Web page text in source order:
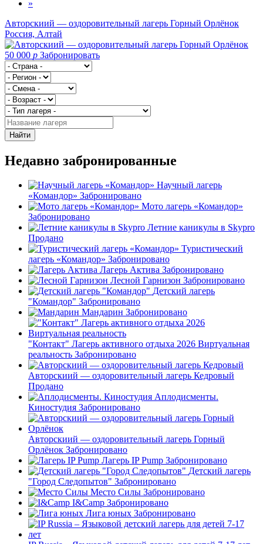
»
Авторскиий — оздоровительный лагерь Горный Орлёнок
Россия, Алтай
50 000 p Забронировать
Найти
Недавно забронированные
Научный лагерь
«Командор» Забронировано
Мото лагерь «Командор»
Забронировано
Летние каникулы в Skypro
Продано
Туристический
лагерь «Командор» Забронировано
Лагерь Актива Забронировано
Лесной Гарнизон Забронировано
Детский лагерь
"Командор" Забронировано
Мандарин Забронировано
"Контакт" Лагерь активного отдыха 2026 Виртуальная
реальность Забронировано
Авторскиий — оздоровительный лагерь Кедровый
Продано
Аплодисменты.
Киностудия Забронировано
Авторскиий — оздоровительный лагерь Горный
Орлёнок Забронировано
Лагерь IP Pump Забронировано
Детский лагерь
"Город Следопытов" Забронировано
Место Силы Забронировано
I&Camp Забронировано
Лига юных Забронировано